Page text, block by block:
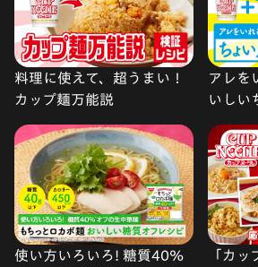
料理に使えて、超うまい！
カップ麺万能説
アレを
いしい
使い方いろいろ! 糖質40%
「カ